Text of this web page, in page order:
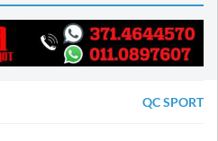
QC SPORT